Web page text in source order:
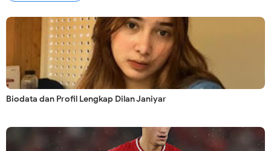
Biodata dan Profil Lengkap Dilan Janiyar